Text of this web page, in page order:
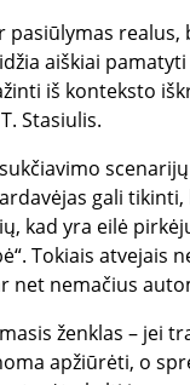
pasiūlymas realus,
aiškiai
iš konteksto
Stasiulis.
gali
kad yra eilė
Tokiais atvejais
net nemačius
ženklas – jei
apžiūrėti, o